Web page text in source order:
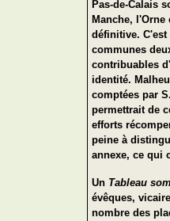
Pas-de-Calais
Manche,
définitive.
communes
contribuables
identité.
comptées par
permettrait de
efforts
peine à
annexe, ce qui
Un Tableau
évêques,
nombre des